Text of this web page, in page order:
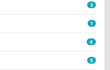
3
1
4
5